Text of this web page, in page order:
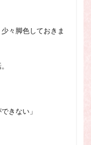
々脚色しておきま
きない」